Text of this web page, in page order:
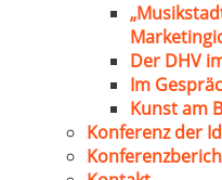
Der DHV
Im
Kunst am
Konferenz der